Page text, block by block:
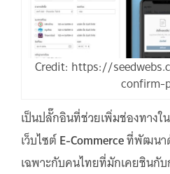
Credit: https://
confirm-
เป็นปลั๊กอินที่ช่วยเพิ่มช่องทางใ
เว็บไซต์E-Commerceที่พัฒนา
เฉพาะกับคนไทยที่มักเคยชินกับ